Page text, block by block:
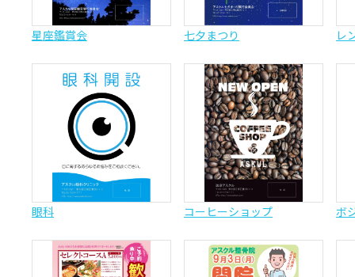
星座鑑賞会 七夕まつり レ
眼科 コーヒーショップ ボ